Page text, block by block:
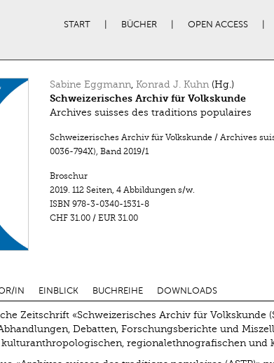
START BÜCHER OPEN ACCESS
Sabine Eggmann, Konrad J. Kuhn(Hg.)
Schweizerisches Archiv für Volkskunde
Archives suisses des traditions populaires
Schweizerisches Archiv für Volkskunde / Archives
0036-794X), Band 2019/1
Broschur
2019. 112 Seiten, 4 Abbildungen s/w.
ISBN 978-3-0340-1531-8
CHF 31.00/ EUR 31.00
IN EINBLICK BUCHREIHE DOWNLOADS
Zeitschrift «Schweizerisches Archiv für Volkskunde
Debatten, Forschungsberichte und
regionalethnografischen und